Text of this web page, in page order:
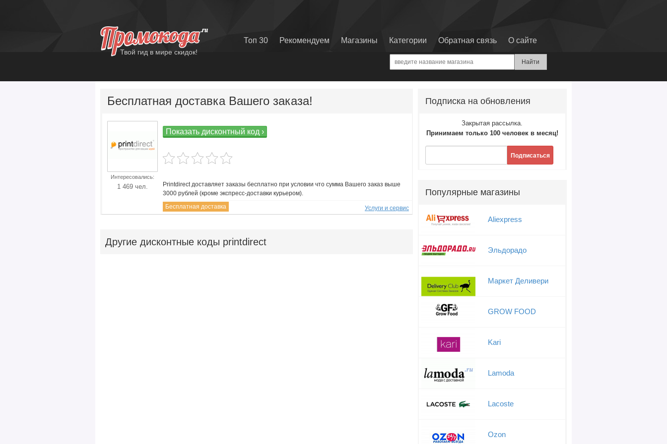
Твой гид в мире скидок!
Топ 30 Рекомендуем Магазины Категории Обратная связь О сайте
Бесплатная доставка Вашего заказа!
Все Дисконтные
коды PrintDirect
Интересовались:
1 469 чел.
Показать дисконтный код ›
Printdirect доставляет заказы бесплатно при условии что сумма Вашего заказ выше
3000 рублей (кроме экспресс-доставки курьером).
Бесплатная доставка
Услуги и сервис
Другие дисконтные коды printdirect
Подписка на обновления
Закрытая рассылка.
Принимаем только 100 человек в месяц!
Подписаться
Популярные магазины
Aliexpress
Эльдорадо
Маркет Деливери
GROW FOOD
Kari
Lamoda
Lacoste
Ozon